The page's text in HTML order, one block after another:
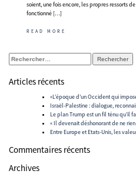
soient, une fois encore, les propres ressorts
fonctionné […]
READ MORE
Rechercher :
Articles récents
«L’époque d’un Occident qui
Israël-Palestine : dialogue,
Le plan Trump est un fil ténu qu’il
« Il devenait déshonorant de ne
Entre Europe et Etats-Unis, les
Commentaires récents
Archives